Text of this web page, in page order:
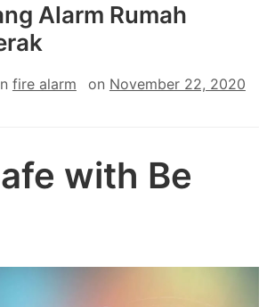
Alarm Rumah
fire alarm on November 22, 2020
with Be